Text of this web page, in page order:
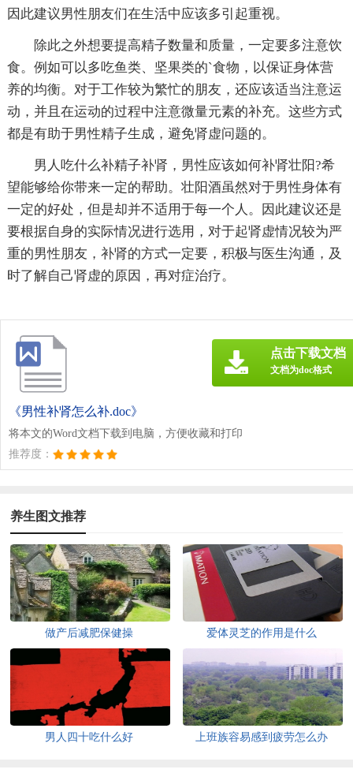
因此建议男性朋友们在生活中应该多引起重视。
除此之外想要提高精子数量和质量，一定要多注意饮
食。例如可以多吃鱼类、坚果类的`食物，以保证身体营
养的均衡。对于工作较为繁忙的朋友，还应该适当注意运
动，并且在运动的过程中注意微量元素的补充。这些方式
都是有助于男性精子生成，避免肾虚问题的。
男人吃什么补精子补肾，男性应该如何补肾壮阳?希
望能够给你带来一定的帮助。壮阳酒虽然对于男性身体有
一定的好处，但是却并不适用于每一个人。因此建议还是
要根据自身的实际情况进行选用，对于起肾虚情况较为严
重的男性朋友，补肾的方式一定要，积极与医生沟通，及
时了解自己肾虚的原因，再对症治疗。
《男性补肾怎么补.doc》
将本文的Word文档下载到电脑，方便收藏和打印
推荐度：
点击下载文档
文档为doc格式
养生图文推荐
做产后减肥保健操 爱体灵芝的作用是什么
男人四十吃什么好 上班族容易感到疲劳怎么办